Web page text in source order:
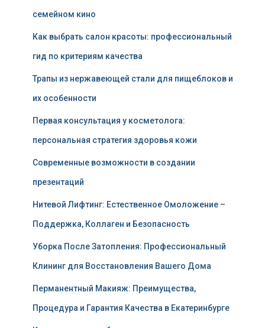
семейном кино
Как выбрать салон красоты: профессиональный
гид по критериям качества
Трапы из нержавеющей стали для пищеблоков и
их особенности
Первая консультация у косметолога:
персональная стратегия здоровья кожи
Современные возможности в создании
презентаций
Нитевой Лифтинг: Естественное Омоложение –
Поддержка, Коллаген и Безопасность
Уборка После Затопления: Профессиональный
Клининг для Восстановления Вашего Дома
Перманентный Макияж: Преимущества,
Процедура и Гарантия Качества в Екатеринбурге